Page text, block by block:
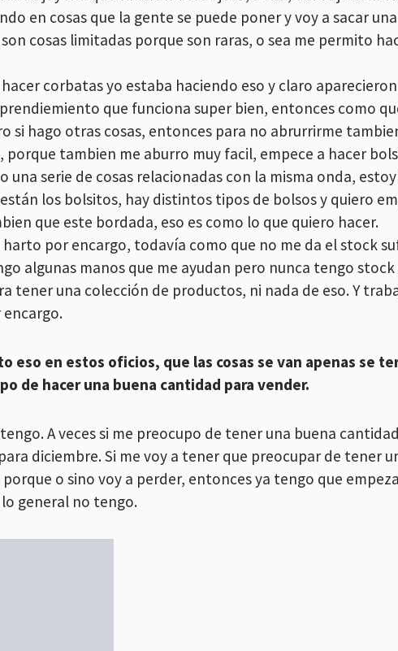
en cosas que la gente se puede poner y voy a sacar
cosas limitadas porque son raras, o sea me permito
corbatas yo estaba haciendo eso y claro
que funciona super bien, entonces como
si hago otras cosas, entonces para no abrurrirme
porque tambien me aburro muy facil, empece a hacer
una serie de cosas relacionadas con la misma onda,
los bolsitos, hay distintos tipos de bolsos y quiero
que este bordada, eso es como lo que quiero hacer.
por encargo, todavía como que no me da el stock
algunas manos que me ayudan pero nunca tengo
tener una colección de productos, ni nada de eso. Y
eso en estos oficios, que las cosas se van apenas se
de hacer una buena cantidad para vender.
A veces si me preocupo de tener una buena
diciembre. Si me voy a tener que preocupar de tener
o sino voy a perder, entonces ya tengo que
general no tengo.